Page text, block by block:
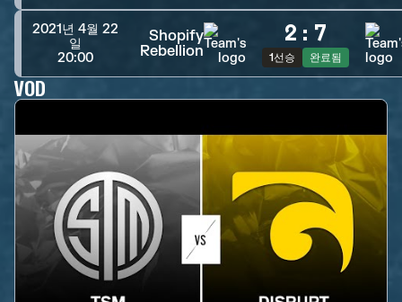
2021년 4월 22
일
20:00
Shopify
Rebellion
2 : 7
1선승 완료됨
VOD